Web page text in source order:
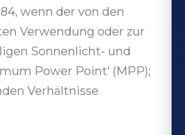
wenn der von den
Verwendung oder zur
Sonnenlicht- und
Power Point‘ (MPP);
Verhältnisse